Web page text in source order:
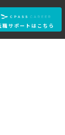
職サポートはこちら